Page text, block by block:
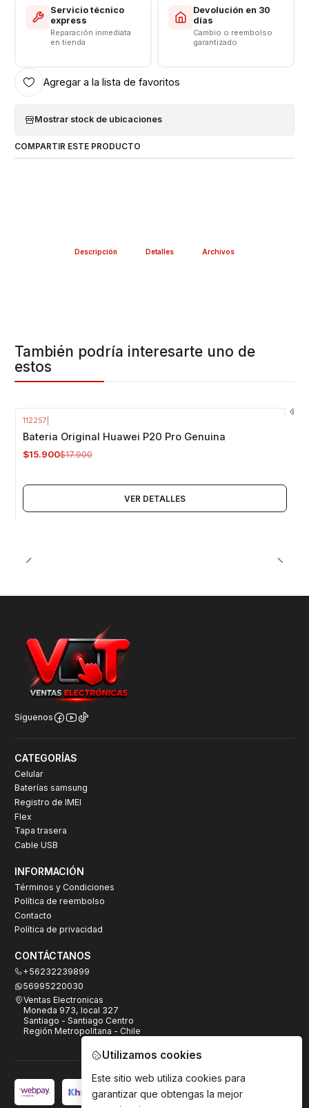
Servicio técnico
express
Reparación inmediata
en tienda
Devolución en 30
días
Cambio o reembolso
garantizado
Agregar a la lista de favoritos
Mostrar stock de ubicaciones
COMPARTIR ESTE PRODUCTO
Descripción Detalles Archivos
También podría interesarte uno de
estos
112257
Bateria Original Huawei P20 Pro Genuina
$15.900$17.900
VER DETALLES
Síguenos
CATEGORÍAS
Celular
Baterías samsung
Registro de IMEI
Flex
Tapa trasera
Cable USB
INFORMACIÓN
Términos y Condiciones
Política de reembolso
Contacto
Política de privacidad
CONTÁCTANOS
+56232239899
56995220030
Ventas Electronicas
Moneda 973, local 327
Santiago - Santiago Centro
Región Metropolitana - Chile
Utilizamos cookies
Este sitio web utiliza cookies para
garantizar que obtengas la mejor